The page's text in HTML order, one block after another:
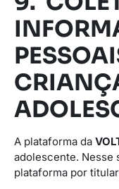
A plataforma da
adolescente. Nesse
plataforma por